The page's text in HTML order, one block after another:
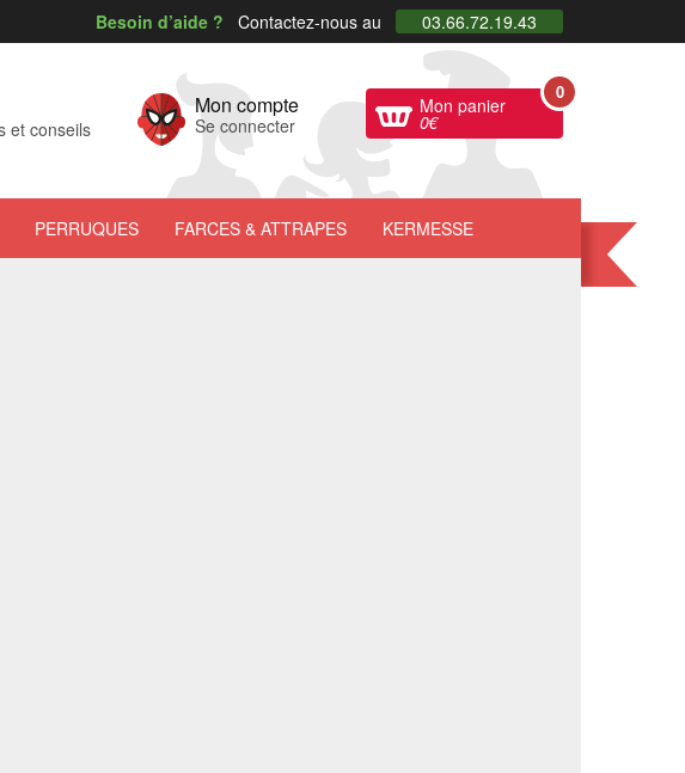
Besoin d’aide ? Contactez-nous au 03.66.72.19.43
et conseils
Mon compte
Se connecter
Mon panier
0€
0
PERRUQUES FARCES & ATTRAPES KERMESSE